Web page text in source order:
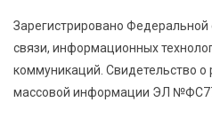
7 Авг 2026 23:02 404
В Тверской области
инспекторы ГИБДД
правила безопасности в
Зарегистрировано
связи, информационных
коммуникаций. Свидетельство о
массовой информации ЭЛ